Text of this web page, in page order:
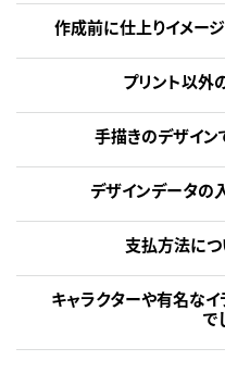
作成前に仕上りイメー
プリント以外
手描きのデザイン
デザインデータの
支払方法につ
キャラクターや有名な
で